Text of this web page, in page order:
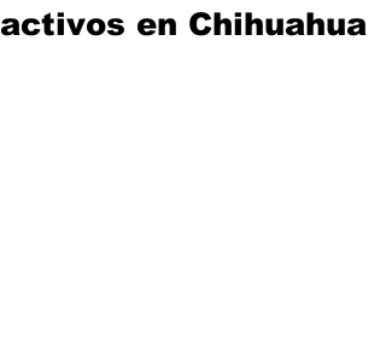
activos en Chihuahua